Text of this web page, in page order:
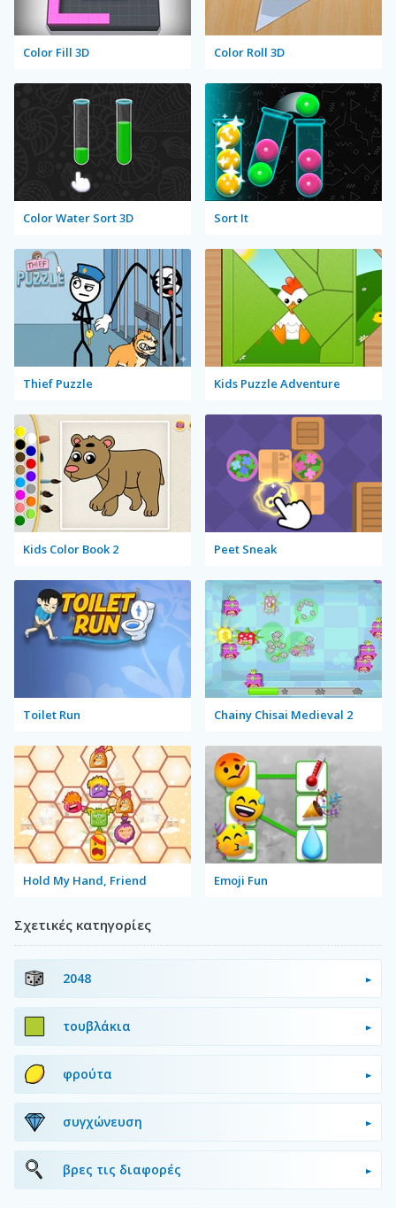
Color Fill 3D Color Roll 3D
Color Water Sort 3D Sort It
Thief Puzzle Kids Puzzle Adventure
Kids Color Book 2 Peet Sneak
Toilet Run Chainy Chisai Medieval 2
Hold My Hand, Friend Emoji Fun
Σχετικές κατηγορίες
2048
τουβλάκια
φρούτα
συγχώνευση
βρες τις διαφορές